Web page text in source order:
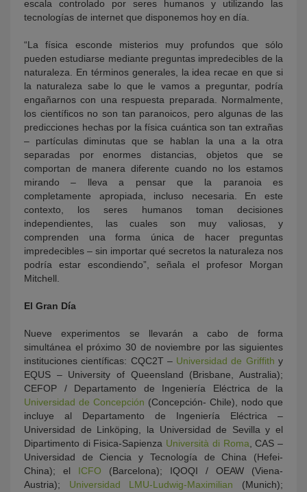
escala controlado por seres humanos y utilizando las
tecnologías de internet que disponemos hoy en día.
“La física esconde misterios muy profundos que sólo
pueden estudiarse mediante preguntas impredecibles de la
naturaleza. En términos generales, la idea recae en que si
la naturaleza sabe lo que le vamos a preguntar, podría
engañarnos con una respuesta preparada. Normalmente,
los científicos no son tan paranoicos, pero algunas de las
predicciones hechas por la física cuántica son tan extrañas
– partículas diminutas que se hablan la una a la otra
separadas por enormes distancias, objetos que se
comportan de manera diferente cuando no los estamos
mirando – lleva a pensar que la paranoia es
completamente apropiada, incluso necesaria. En este
contexto, los seres humanos toman decisiones
independientes, las cuales son muy valiosas, y
comprenden una forma única de hacer preguntas
impredecibles – sin importar qué secretos la naturaleza nos
podría estar escondiendo”, señala el profesor Morgan
Mitchell.
El Gran Día
Nueve experimentos se llevarán a cabo de forma
simultánea el próximo 30 de noviembre por las siguientes
instituciones científicas: CQC2T – Universidad de Griffith y
EQUS – University of Queensland (Brisbane, Australia);
CEFOP / Departamento de Ingeniería Eléctrica de la
Universidad de Concepción (Concepción- Chile), nodo que
incluye al Departamento de Ingeniería Eléctrica –
Universidad de Linköping, la Universidad de Sevilla y el
Dipartimento di Fisica-Sapienza Università di Roma , CAS –
Universidad de Ciencia y Tecnología de China (Hefei-
China); el ICFO (Barcelona); IQOQI / OEAW (Viena-
Austria); Universidad LMU-Ludwig-Maximilian (Munich);